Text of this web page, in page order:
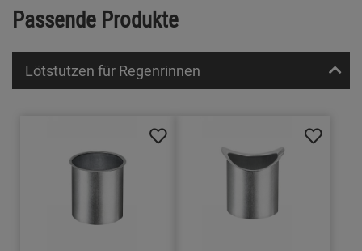
Passende Produkte
Lötstutzen für Regenrinnen